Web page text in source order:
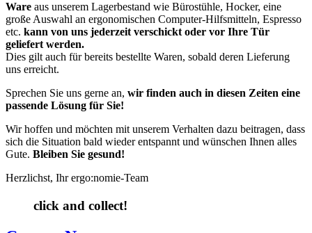
Ware aus unserem Lagerbestand wie Bürostühle, Hocker, eine
große Auswahl an ergonomischen Computer-Hilfsmitteln, Espresso
etc. kann von uns jederzeit verschickt oder vor Ihre Tür
geliefert werden.
Dies gilt auch für bereits bestellte Waren, sobald deren Lieferung
uns erreicht.
Sprechen Sie uns gerne an, wir finden auch in diesen Zeiten eine
passende Lösung für Sie!
Wir hoffen und möchten mit unserem Verhalten dazu beitragen, dass
sich die Situation bald wieder entspannt und wünschen Ihnen alles
Gute. Bleiben Sie gesund!
Herzlichst, Ihr ergo:nomie-Team
click and collect!